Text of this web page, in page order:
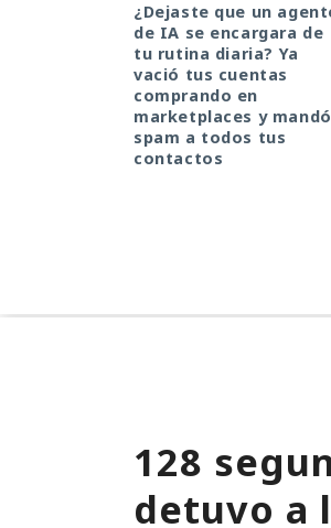
¿Dejaste que un
de IA se encargara de
tu rutina diaria? Ya
vació tus cuentas
comprando en
marketplaces y mandó
spam a todos tus
contactos
128
detuvo a